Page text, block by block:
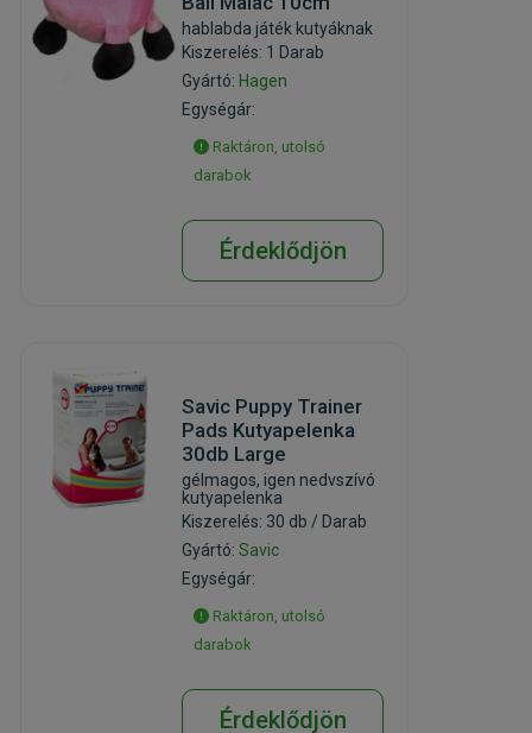
hablabda játék kutyáknak
Kiszerelés: 1 Darab
Gyártó: Hagen
Egységár:
Raktáron, utolsó
darabok
Érdeklődjön
Savic Puppy Trainer
Pads Kutyapelenka
30db Large
gélmagos, igen nedvszívó
kutyapelenka
Kiszerelés: 30 db / Darab
Gyártó:Savic
Egységár:
Raktáron, utolsó
darabok
Érdeklődjön